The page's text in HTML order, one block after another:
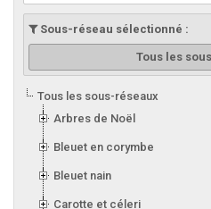
Sous-réseau sélectionné :
Tous les
Tous les sous-réseaux
Arbres de Noël
Bleuet en corymbe
Bleuet nain
Carotte et céleri